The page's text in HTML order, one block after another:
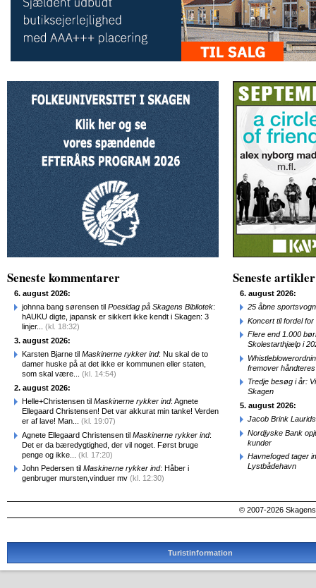
Seneste kommentarer
6. august 2026:
johnna bang sørensen til Poesidag på Skagens Bibliotek:
hAUKU digte, japansk er sikkert ikke kendt i Skagen: 3
linjer... (kl. 18:32)
3. august 2026:
Karsten Bjarne til Maskinerne rykker ind: Nu skal de to
damer huske på at det ikke er kommunen eller staten,
som skal være... (kl. 14:54)
2. august 2026:
Helle+Christensen til Maskinerne rykker ind: Agnete
Ellegaard Christensen! Det var akkurat min tanke! Verden
er af lave! Man... (kl. 19:07)
Agnete Ellegaard Christensen til Maskinerne rykker ind:
Det er da bæredygtighed, der vil noget. Først bruge
penge og ikke... (kl. 17:20)
John Pedersen til Maskinerne rykker ind: Håber i
genbruger mursten,vinduer mv (kl. 12:30)
Seneste artikler
6. august 2026:
25 åbne
Koncert til fordel
Flere end 1.000
Skolestarthjælp i
fremover
Tredje besøg i år:
Skagen
5. august 2026:
Jacob Brink
Nordjyske Bank
kunder
Havnefoged tager
Lystbådehavn
© 2007-2026
Turistinformation